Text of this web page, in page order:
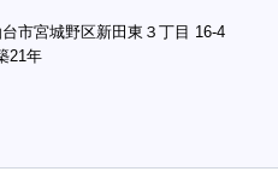
市宮城野区新田東３丁目 16-4
21年